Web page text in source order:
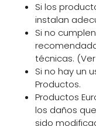
Si los
instalan
Si no
técnicas.
Si no hay un
Productos.
Productos
los daños
sido